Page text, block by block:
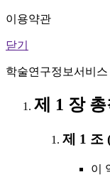
이용약관
닫기
학술연구정보서비
제 1 장 총
제 1 조
이